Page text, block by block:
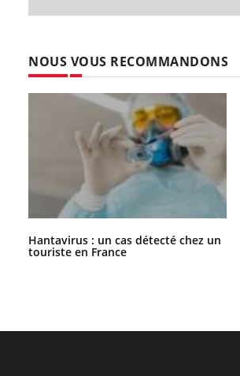
NOUS VOUS RECOMMANDONS
Hantavirus : un cas détecté chez un
touriste en France